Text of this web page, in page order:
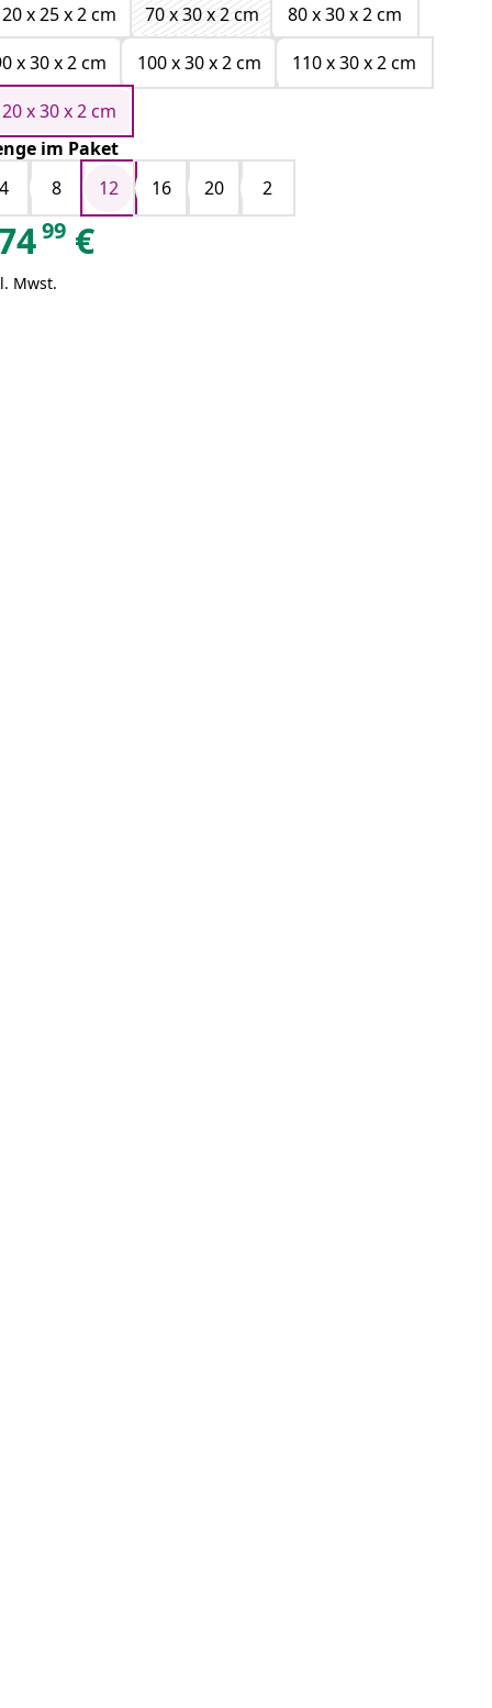
x 25 x 2 cm
70 x 30 x 2 cm
80 x 30 x 2 cm
x 30 x 2 cm
100 x 30 x 2 cm
110 x 30 x 2 cm
x 30 x 2 cm
im Paket
4
8 12 16 20 2
99 €
Mwst.